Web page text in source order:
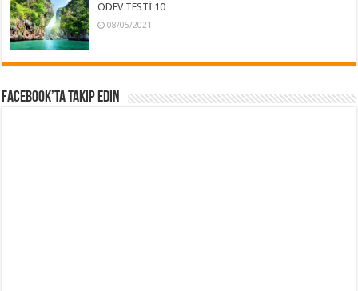
ÖDEV TESTİ 10
08/05/2021
Facebook’ta Takip Edin